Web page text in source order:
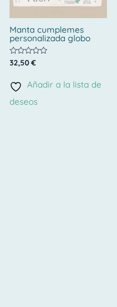
Manta cumplemes
personalizada globo
Valorado
con
de
5
32,50 €
Añadir a la lista de
deseos